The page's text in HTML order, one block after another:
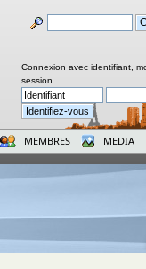
Connexion avec identifiant,
session
MEMBRES MEDIA